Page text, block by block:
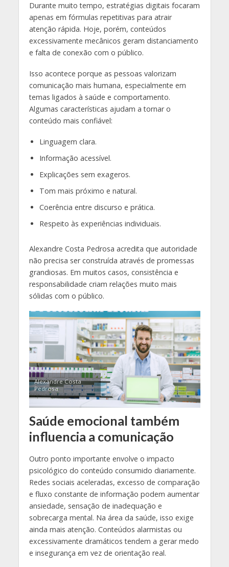
Durante muito tempo, estratégias digitais focaram
apenas em fórmulas repetitivas para atrair
atenção rápida. Hoje, porém, conteúdos
excessivamente mecânicos geram distanciamento
e falta de conexão com o público.
Isso acontece porque as pessoas valorizam
comunicação mais humana, especialmente em
temas ligados à saúde e comportamento.
Algumas características ajudam a tornar o
conteúdo mais confiável:
Linguagem clara.
Informação acessível.
Explicações sem exageros.
Tom mais próximo e natural.
Coerência entre discurso e prática.
Respeito às experiências individuais.
Alexandre Costa Pedrosa acredita que autoridade
não precisa ser construída através de promessas
grandiosas. Em muitos casos, consistência e
responsabilidade criam relações muito mais
sólidas com o público.
Alexandre Costa
Pedrosa
Saúde emocional também
influencia a comunicação
Outro ponto importante envolve o impacto
psicológico do conteúdo consumido diariamente.
Redes sociais aceleradas, excesso de comparação
e fluxo constante de informação podem aumentar
ansiedade, sensação de inadequação e
sobrecarga mental. Na área da saúde, isso exige
ainda mais atenção. Conteúdos alarmistas ou
excessivamente dramáticos tendem a gerar medo
e insegurança em vez de orientação real.